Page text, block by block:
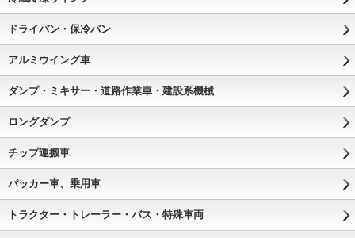
ドライバン・保冷バン
アルミウイング車
ダンプ・ミキサー・道路作業車・建設系機械
ロングダンプ
チップ運搬車
パッカー車、乗用車
トラクター・トレーラー・バス・特殊車両